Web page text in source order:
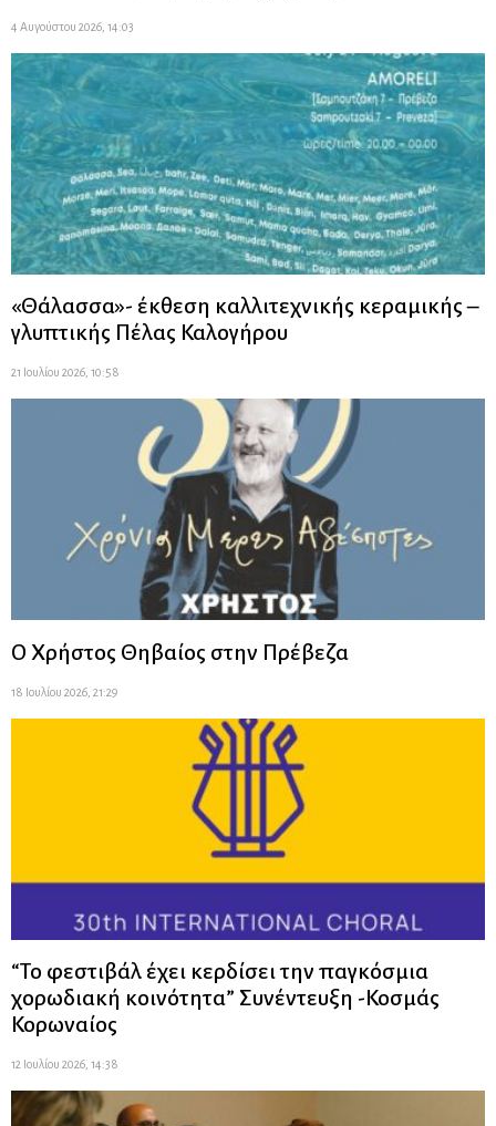
4 Αυγούστου 2026, 14:03
«Θάλασσα»- έκθεση καλλιτεχνικής κεραμικής –
γλυπτικής Πέλας Καλογήρου
21 Ιουλίου 2026, 10:58
Ο Χρήστος Θηβαίος στην Πρέβεζα
18 Ιουλίου 2026, 21:29
“Το φεστιβάλ έχει κερδίσει την παγκόσμια
χορωδιακή κοινότητα” Συνέντευξη -Κοσμάς
Κορωναίος
12 Ιουλίου 2026, 14:38